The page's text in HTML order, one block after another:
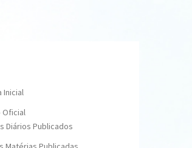
Inicial
Oficial
Diários Publicados